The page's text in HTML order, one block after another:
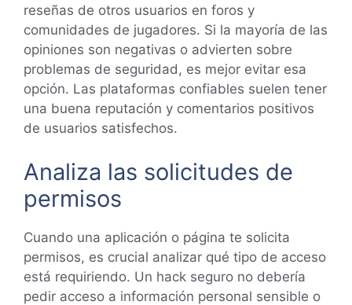
reseñas de otros usuarios en foros y
comunidades de jugadores. Si la mayoría de las
opiniones son negativas o advierten sobre
problemas de seguridad, es mejor evitar esa
opción. Las plataformas confiables suelen tener
una buena reputación y comentarios positivos
de usuarios satisfechos.
Analiza las solicitudes de
permisos
Cuando una aplicación o página te solicita
permisos, es crucial analizar qué tipo de acceso
está requiriendo. Un hack seguro no debería
pedir acceso a información personal sensible o